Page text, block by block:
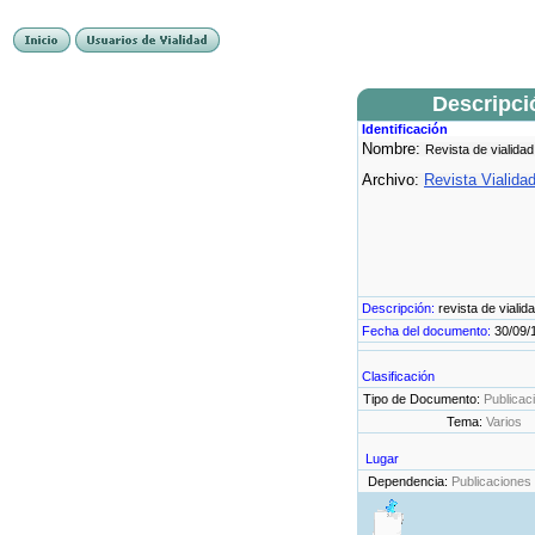
Identificación
Nombre: Revista de
Archivo: Revista
Descripción: revista de
Fecha del documento: 30/09/
Clasificación
Tipo de Documento:
Tema: Varios
Lugar
Dependencia: Publicaciones